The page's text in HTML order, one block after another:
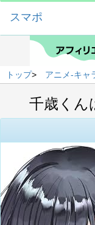
スマポ
トップ> アニメ-キャ
千歳くん